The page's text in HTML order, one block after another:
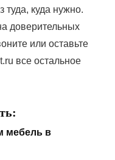
туда, куда нужно.
доверительных
или оставьте
все остальное
мебель в